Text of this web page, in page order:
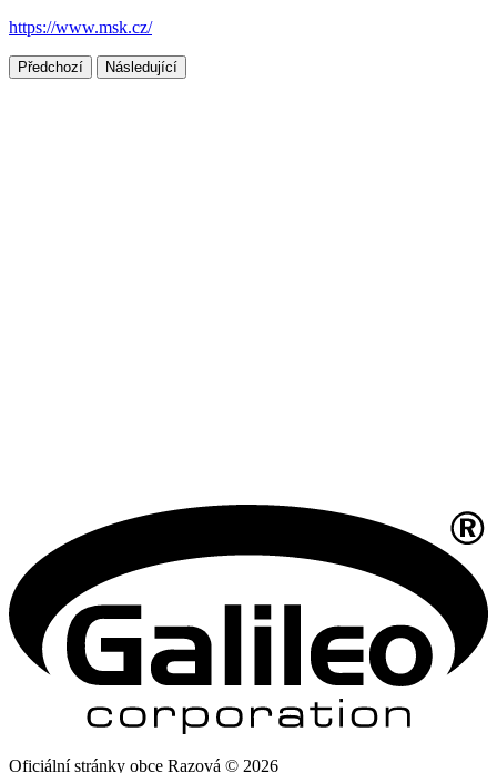
https://www.msk.cz/
Předchozí Následující
Oficiální stránky obce Razová © 2026